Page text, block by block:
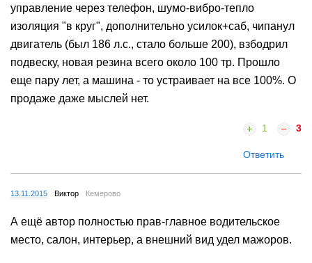
управление через телефон, шумо-вибро-тепло
изоляция "в круг", дополнительно усилок+саб, чипанул
двигатель (был 186 л.с., стало больше 200), взбодрил
подвеску, новая резина всего около 100 тр. Прошло
еще пару лет, а машина - то устраивает на все 100%. О
продаже даже мыслей нет.
1 3
Ответить
13.11.2015 Виктор Кемерово
А ещё автор полностью прав-главное водительское
место, салон, интерьер, а внешний вид удел мажоров.